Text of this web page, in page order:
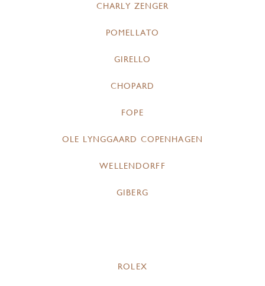
CHARLY ZENGER
POMELLATO
GIRELLO
CHOPARD
FOPE
OLE LYNGGAARD COPENHAGEN
WELLENDORFF
GIBERG
ROLEX